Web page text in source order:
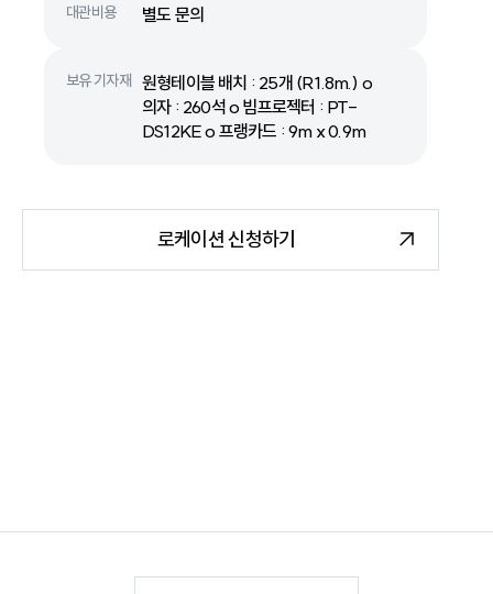
대관비용 별도 문의
보유 기자재 원형테이블 배치 : 25개 (R1.8m.) o
의자 : 260석 o 빔프로젝터 : PT-
DS12KE o 프랭카드 : 9m x 0.9m
로케이션 신청하기